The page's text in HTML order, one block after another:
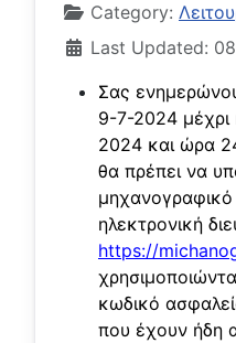
Category:
Last Updated:
Σας
9-7-2024 μέχρι
2024 και ώρα
θα πρέπει να
μηχανογραφικό
ηλεκτρονική
https://
κωδικό
που έχουν ήδη